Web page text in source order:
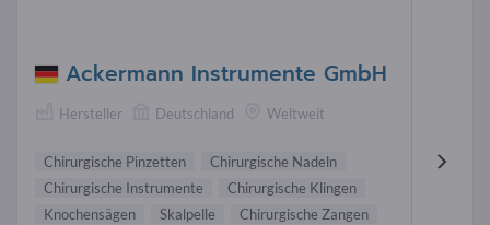
Ackermann Instrumente GmbH
Hersteller Deutschland Weltweit
Chirurgische Pinzetten
Chirurgische Nadeln
Chirurgische Instrumente
Chirurgische Klingen
Knochensägen
Skalpelle
Chirurgische Zangen